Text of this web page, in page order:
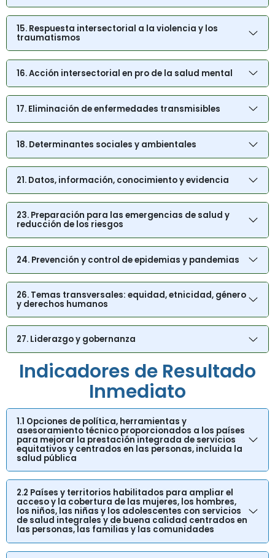
15. Respuesta intersectorial a la violencia y los
traumatismos
16. Acción intersectorial en pro de la salud mental
17. Eliminación de enfermedades transmisibles
18. Determinantes sociales y ambientales
21. Datos, información, conocimiento y evidencia
23. Preparación para las emergencias de salud y
reducción de los riesgos
24. Prevención y control de epidemias y pandemias
26. Temas transversales: equidad, etnicidad, género
y derechos humanos
27. Liderazgo y gobernanza
Indicadores de Resultado
Inmediato
1.1 Opciones de política, herramientas y
asesoramiento técnico proporcionados a los países
para mejorar la prestación integrada de servicios
equitativos y centrados en las personas, incluida la
salud pública
2.2 Países y territorios habilitados para ampliar el
acceso y la cobertura de las mujeres, los hombres,
los niños, las niñas y los adolescentes con servicios
de salud integrales y de buena calidad centrados en
las personas, las familias y las comunidades